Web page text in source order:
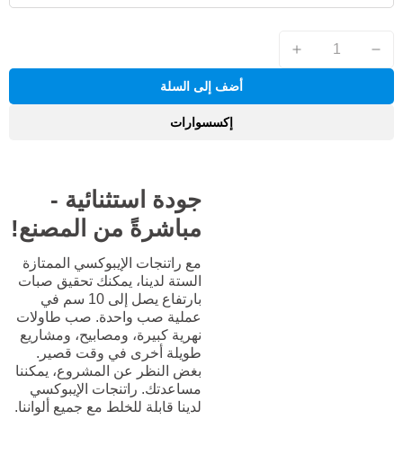
أضف إلى السلة
إكسسوارات
جودة استثنائية -
مباشرةً من المصنع!
مع راتنجات الإيبوكسي الممتازة
الستة لدينا، يمكنك تحقيق صبات
بارتفاع يصل إلى 10 سم في
عملية صب واحدة. صب طاولات
نهرية كبيرة، ومصابيح، ومشاريع
طويلة أخرى في وقت قصير.
بغض النظر عن المشروع، يمكننا
مساعدتك. راتنجات الإيبوكسي
لدينا قابلة للخلط مع جميع ألواننا.